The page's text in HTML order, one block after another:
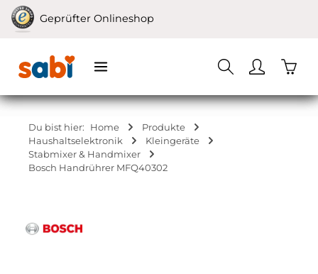
Zum Hauptinhalt springen
Geprüfter Onlineshop
Du bist hier: Home
Produkte
Haushaltselektronik
Kleingeräte
Stabmixer & Handmixer
Bosch Handrührer MFQ40302